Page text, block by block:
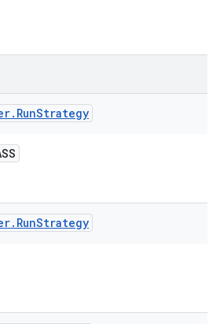
. RunStrategy
. RunStrategy